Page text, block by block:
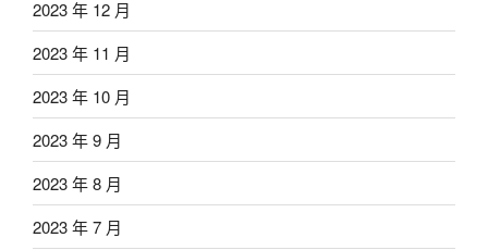
2023 年 12 月
2023 年 11 月
2023 年 10 月
2023 年 9 月
2023 年 8 月
2023 年 7 月